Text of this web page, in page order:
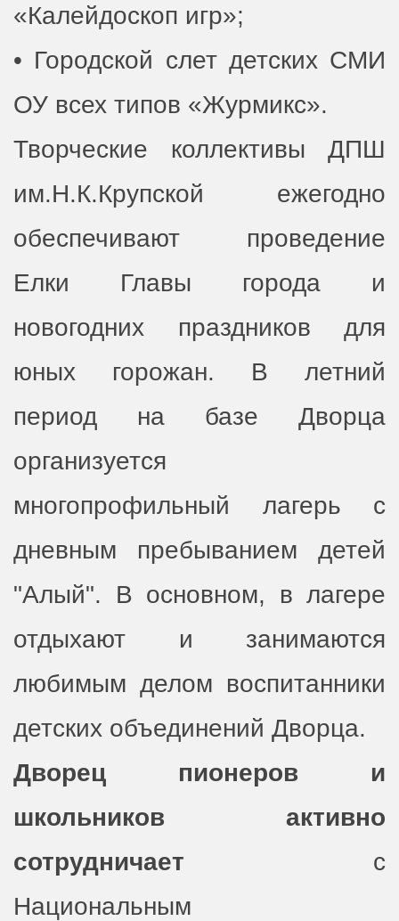
«Калейдоскоп игр»;
• Городской слет детских СМИ
ОУ всех типов «Журмикс».
Творческие коллективы ДПШ
им.Н.К.Крупской ежегодно
обеспечивают проведение
Елки Главы города и
новогодних праздников для
юных горожан. В летний
период на базе Дворца
организуется
многопрофильный лагерь с
дневным пребыванием детей
"Алый". В основном, в лагере
отдыхают и занимаются
любимым делом воспитанники
детских объединений Дворца.
Дворец пионеров и
школьников активно
сотрудничает с
Национальным